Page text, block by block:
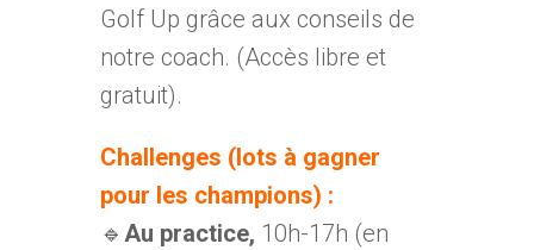
Golf Up grâce aux conseils de
notre coach. (Accès libre et
gratuit).
Challenges (lots à gagner
pour les champions) :
🔹 Au practice, 10h-17h (en